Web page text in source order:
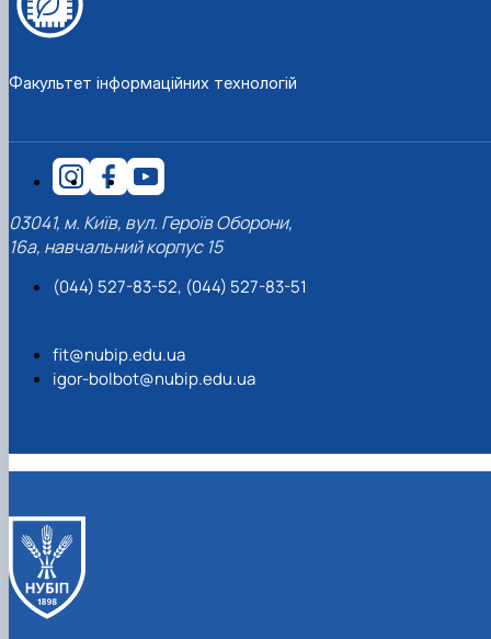
Факультет інформаційних технологій
03041, м. Київ, вул. Героїв Оборони,
16а, навчальний корпус 15
(044) 527-83-52, (044) 527-83-51
fit@nubip.edu.ua
igor-bolbot@nubip.edu.ua